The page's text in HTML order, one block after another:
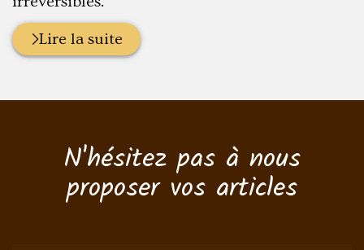
Lire la suite
N'hésitez pas à nous
proposer vos articles